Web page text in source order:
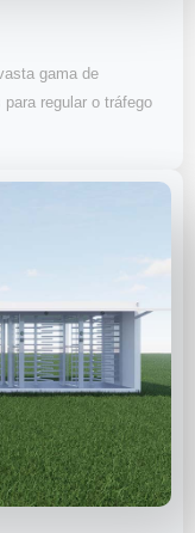
gama de
regular o tráfego